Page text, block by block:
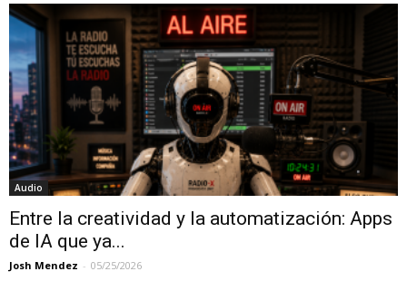
Audio
Entre la creatividad y la automatización: Apps
de IA que ya...
Josh Mendez - 05/25/2026